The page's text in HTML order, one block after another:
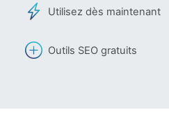
Utilisez dès maintenant
Outils SEO gratuits